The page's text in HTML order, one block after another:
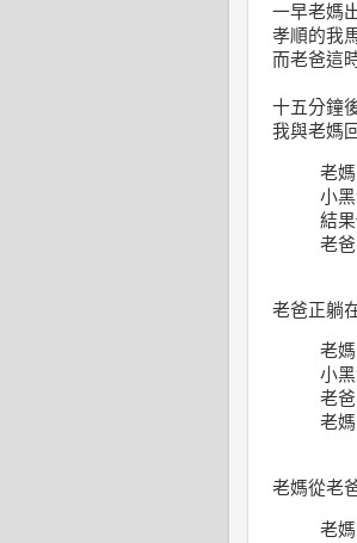
一早老媽
孝順的我
而老爸這
十五分鐘
我與老媽
老
小
結
老
老爸正躺
老
小
老
老
老媽從老
老